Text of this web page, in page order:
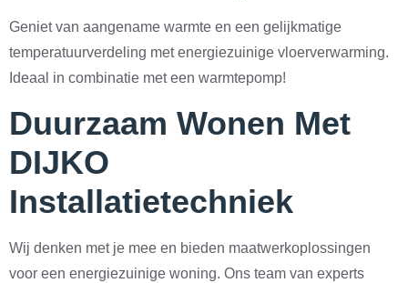
Geniet van aangename warmte en een gelijkmatige
temperatuurverdeling met energiezuinige vloerverwarming.
Ideaal in combinatie met een warmtepomp!
Duurzaam Wonen Met
DIJKO
Installatietechniek
Wij denken met je mee en bieden maatwerkoplossingen
voor een energiezuinige woning. Ons team van experts